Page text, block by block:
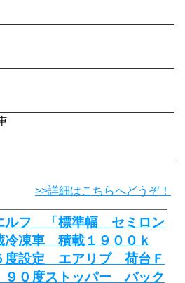
>>詳細はこちらへどうぞ！
ルフ 「標準幅 セミロン
凍車 積載１９００ｋ
設定 エアリブ 荷台Ｆ
０度ストッパー バック